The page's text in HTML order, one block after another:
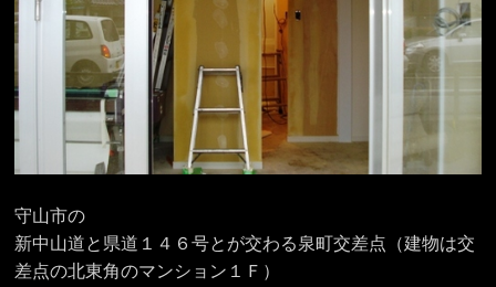
守山市の
新中山道と県道１４６号とが交わる泉町交差点（建物は交
差点の北東角のマンション１Ｆ）